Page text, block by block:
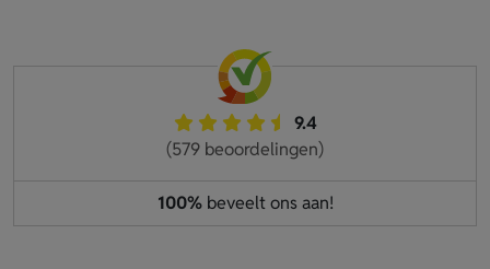
9.4
(579 beoordelingen)
100%beveelt ons aan!